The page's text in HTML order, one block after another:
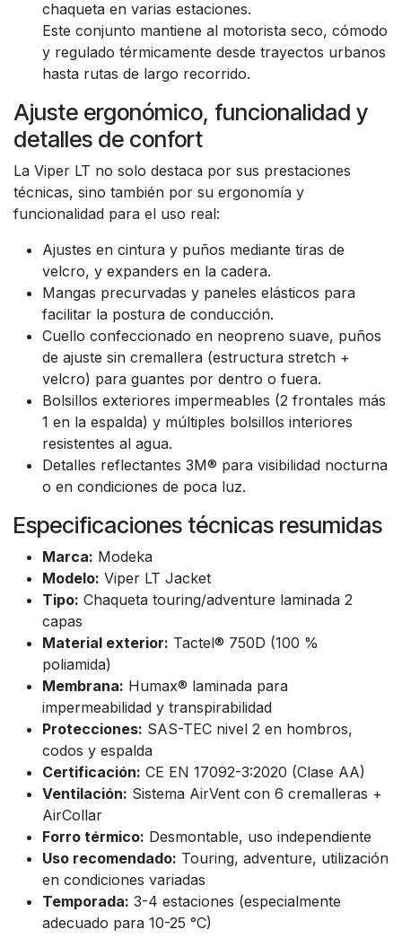
chaqueta en varias estaciones.
Este conjunto mantiene al motorista seco, cómodo
y regulado térmicamente desde trayectos urbanos
hasta rutas de largo recorrido.
Ajuste ergonómico, funcionalidad y
detalles de confort
La Viper LT no solo destaca por sus prestaciones
técnicas, sino también por su ergonomía y
funcionalidad para el uso real:
Ajustes en cintura y puños mediante tiras de
velcro, y expanders en la cadera.
Mangas precurvadas y paneles elásticos para
facilitar la postura de conducción.
Cuello confeccionado en neopreno suave, puños
de ajuste sin cremallera (estructura stretch +
velcro) para guantes por dentro o fuera.
Bolsillos exteriores impermeables (2 frontales más
1 en la espalda) y múltiples bolsillos interiores
resistentes al agua.
Detalles reflectantes 3M® para visibilidad nocturna
o en condiciones de poca luz.
Especificaciones técnicas resumidas
Marca: Modeka
Modelo: Viper LT Jacket
Tipo: Chaqueta touring/adventure laminada 2
capas
Material exterior: Tactel® 750D (100 %
poliamida)
Membrana: Humax® laminada para
impermeabilidad y transpirabilidad
Protecciones: SAS-TEC nivel 2 en hombros,
codos y espalda
Certificación: CE EN 17092-3:2020 (Clase AA)
Ventilación: Sistema AirVent con 6 cremalleras +
AirCollar
Forro térmico: Desmontable, uso independiente
Uso recomendado: Touring, adventure, utilización
en condiciones variadas
Temporada: 3-4 estaciones (especialmente
adecuado para 10-25 °C)